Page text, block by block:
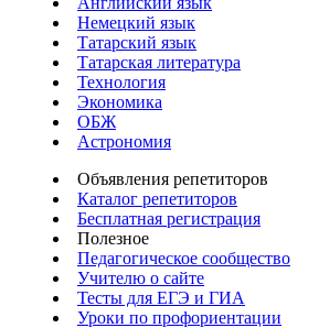
Немецкий язык
Татарский язык
Татарская литература
Технология
Экономика
ОБЖ
Астрономия
Объявления репетиторов
Каталог репетиторов
Бесплатная регистрация
Полезное
Педагогическое сообщество
Учителю о сайте
Тесты для ЕГЭ и ГИА
Уроки по профориентации